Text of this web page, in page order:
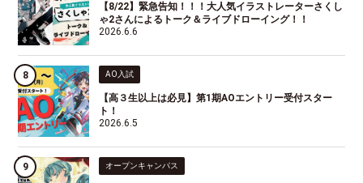
【8/22】緊急告知！！！大人気イラストレーターさくし
ゃ2さんによるトーク＆ライブドローイング！！
2026.6.6
AO入試
【高３生以上は必見】第1期AOエントリー受付スター
ト！
2026.6.5
オープンキャンパス